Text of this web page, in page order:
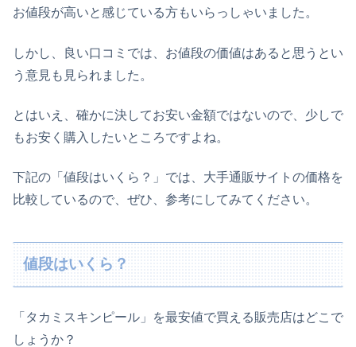
お値段が高いと感じている方もいらっしゃいました。
しかし、良い口コミでは、お値段の価値はあると思うとい
う意見も見られました。
とはいえ、確かに決してお安い金額ではないので、少しで
もお安く購入したいところですよね。
下記の「値段はいくら？」では、大手通販サイトの価格を
比較しているので、ぜひ、参考にしてみてください。
値段はいくら？
「タカミスキンピール」を最安値で買える販売店はどこで
しょうか？